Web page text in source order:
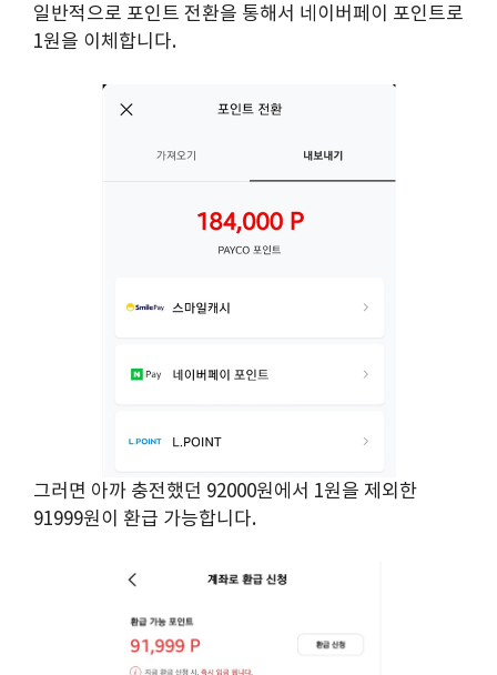
일반적으로 포인트 전환을 통해서 네이버페이 포인트로
1원을 이체합니다.
그러면 아까 충전했던 92000원에서 1원을 제외한
91999원이 환급 가능합니다.